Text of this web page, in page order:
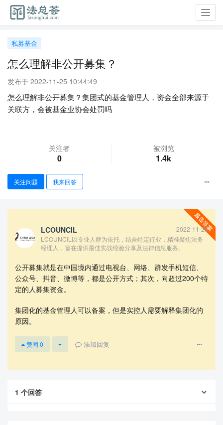
私募基金
怎么理解非公开募集？
发布于 2022-11-25 10:44:49
怎么理解非公开募集？集团式的基金管理人，资金全部来源于
关联方，会被基金业协会处罚吗
查看更多
关注者
0
被浏览
1.4k
关注问题 我来回答
LCOUNCIL
2022-11-25
LCOUNCIL以专业人群为依托，结合特定行业，精准聚焦法务
经理人，旨在提供最佳实战经验分享及法律信息服务。
公开募集就是在中国境内通过电视台、网络、群发手机短信、
公众号、抖音、微博等，都是公开方式；其次，向超过200个特
定的人募集资金。
集团化的基金管理人可以备案，但是实控人需要解释集团化的
原因。
赞同 0 添加回复
1 个回答